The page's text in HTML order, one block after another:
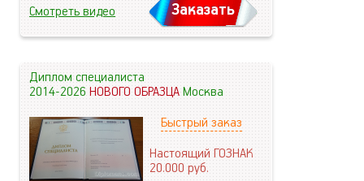
Смотреть видео Заказать
Диплом специалиста
2014-2026НОВОГО ОБРАЗЦАМосква
Быстрый заказ
Настоящий ГОЗНАК
20.000руб.